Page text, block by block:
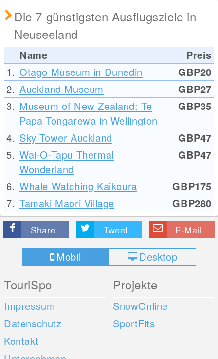
Die 7 günstigsten Ausflugsziele in
Neuseeland
Name
Preis
1. Otago Museum in Dunedin
GBP20
2. Auckland Museum
GBP27
3. Museum of New Zealand: Te
Papa Tongarewa in Wellington
GBP35
4. Sky Tower Auckland
GBP47
5. Wai-O-Tapu Thermal
Wonderland
GBP47
6. Whale Watching Kaikoura
GBP175
7. Tamaki Maori Village GBP280
Share Tweet E-Mail
Mobil Desktop
TouriSpo
Impressum
Datenschutz
Kontakt
Projekte
SnowOnline
SportFits